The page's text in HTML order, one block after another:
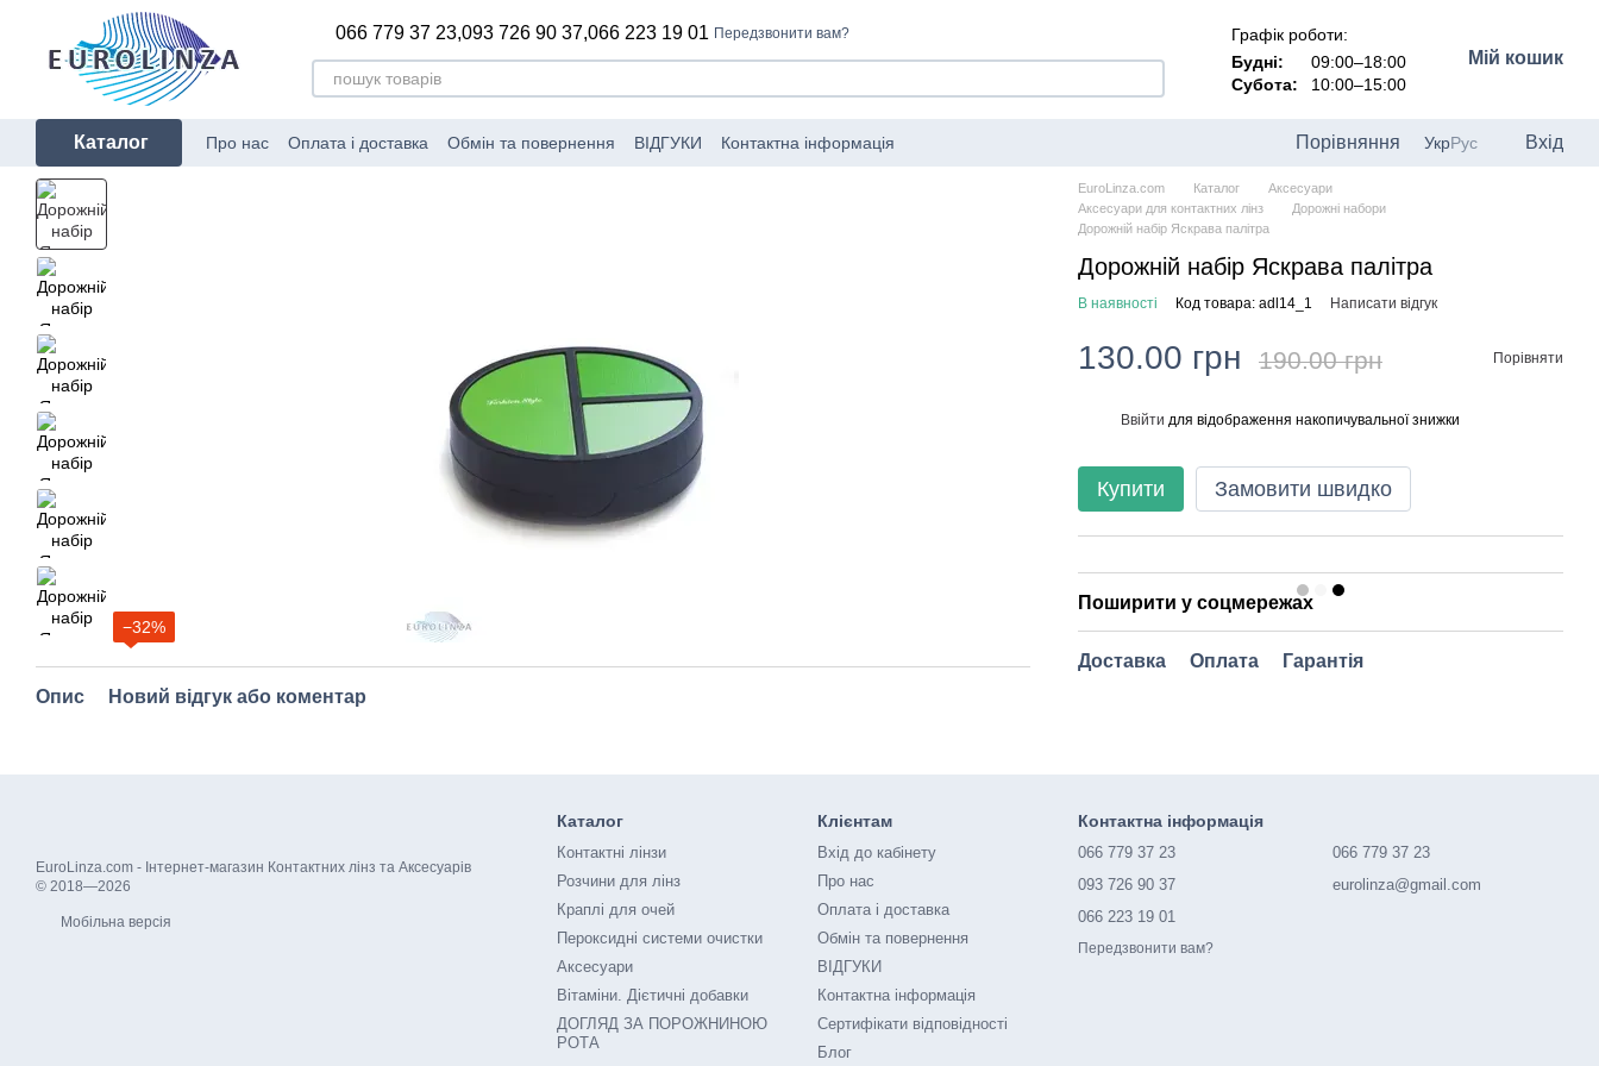
Перейти до основного контенту
066 779 37 23,093 726 90 37,066 223 19 01 Передзвонити вам?
Графік роботи:
Будні:
09:00–18:00
Субота:
10:00–15:00
Мій кошик
Каталог Про нас Оплата і доставка Обмін та повернення ВІДГУКИ
Контактна інформація
Порівняння УкрРус Вхід
−32%
Опис Новий відгук або коментар
EuroLinza.com Каталог
Аксесуари
Аксесуари для контактних лінз
Дорожні набори
Дорожній набір Яскрава палітра
Дорожній набір Яскрава палітра
В наявності Код товара: adl14_1 Написати відгук
130.00 грн 190.00 грн Порівняти
Ввійти для відображення накопичувальної знижки
Купити Замовити швидко
Поширити у соцмережах
Доставка Оплата Гарантія
EuroLinza.com - Інтернет-магазин Контактних лінз та Аксесуарів
© 2018—2026
Мобільна версія
Каталог
Контактні лінзи
Розчини для лінз
Краплі для очей
Пероксидні системи очистки
Аксесуари
Вітаміни. Дієтичні добавки
ДОГЛЯД ЗА ПОРОЖНИНОЮ
РОТА
Клієнтам
Вхід до кабінету
Про нас
Оплата і доставка
Обмін та повернення
ВІДГУКИ
Контактна інформація
Сертифікати відповідності
Блог
Контактна інформація
066 779 37 23
093 726 90 37
066 223 19 01
Передзвонити вам?
066 779 37 23
eurolinza@gmail.com